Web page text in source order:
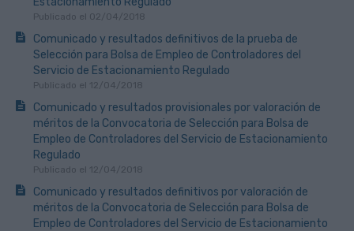
Publicado el 02/04/2018
Comunicado y resultados definitivos de la prueba de
Selección para Bolsa de Empleo de Controladores del
Servicio de Estacionamiento Regulado
Publicado el 12/04/2018
Comunicado y resultados provisionales por valoración de
méritos de la Convocatoria de Selección para Bolsa de
Empleo de Controladores del Servicio de Estacionamiento
Regulado
Publicado el 12/04/2018
Comunicado y resultados definitivos por valoración de
méritos de la Convocatoria de Selección para Bolsa de
Empleo de Controladores del Servicio de Estacionamiento